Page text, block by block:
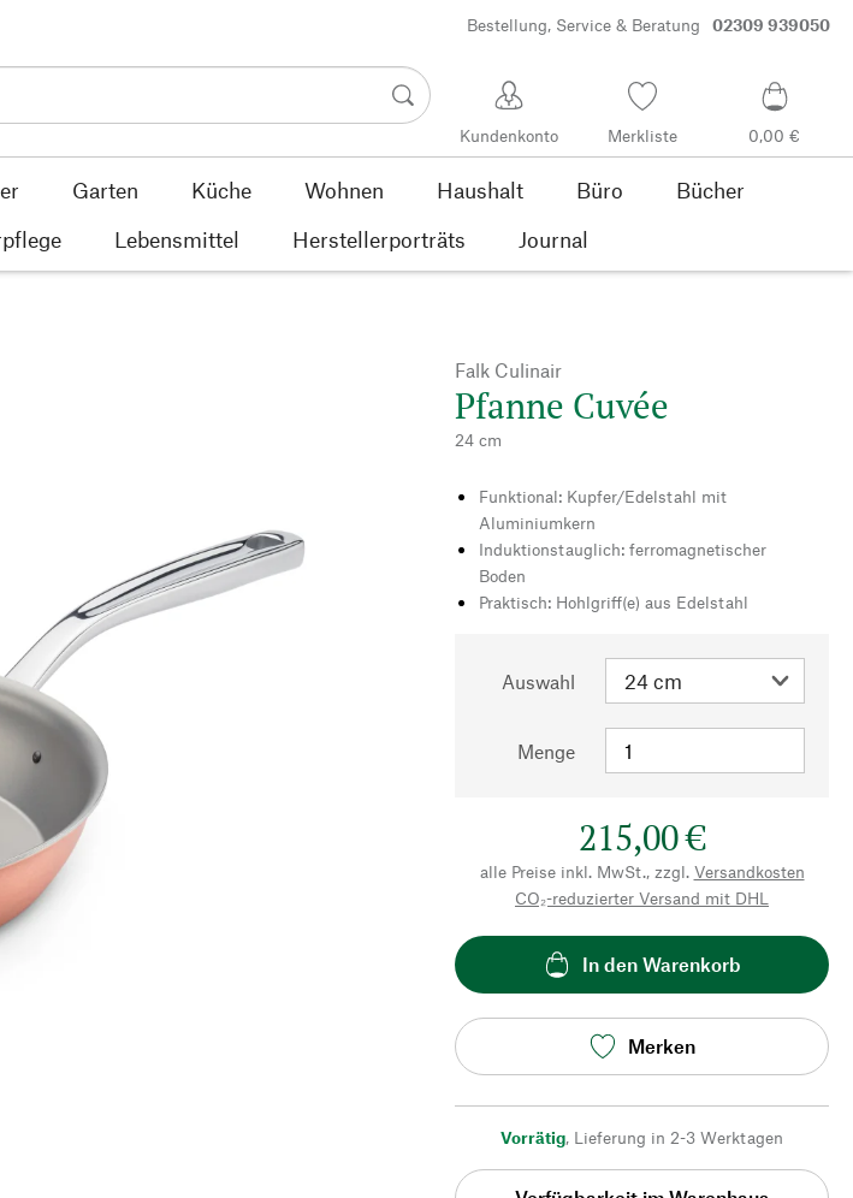
Bestellung, Service & Beratung 02309 939050
Kundenkonto Merkliste 0,00 €
Garten Küche Wohnen Haushalt Büro
Bücher
Lebensmittel Herstellerporträts Journal
Falk Culinair
Pfanne Cuvée
24 cm
Funktional: Kupfer/Edelstahl mit
Aluminiumkern
Induktionstauglich: ferromagnetischer
Boden
Praktisch: Hohlgriff(e) aus Edelstahl
Auswahl
Menge
215,00 €
alle Preise inkl. MwSt., zzgl. Versandkosten
CO₂-reduzierter Versand mit DHL
In den Warenkorb
Merken
Vorrätig, Lieferung in 2-3 Werktagen